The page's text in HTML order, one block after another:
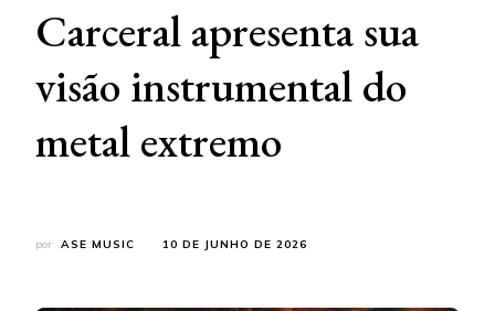
Carceral apresenta sua
visão instrumental do
metal extremo
por ASE MUSIC 10 DE JUNHO DE 2026